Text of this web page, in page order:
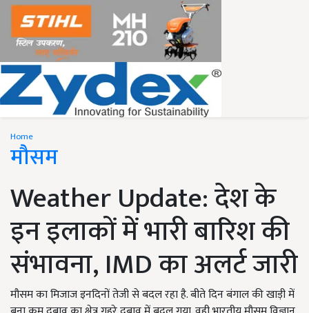
Home
मौसम
Weather Update: देश के
इन इलाकों में भारी बारिश की
संभावना, IMD का अलर्ट जारी
मौसम का मिजाज इनदिनों तेजी से बदल रहा है. बीते दिन बंगाल की खाड़ी में